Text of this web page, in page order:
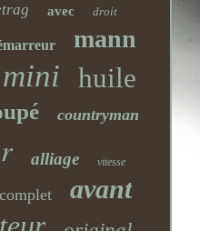
avec droit
mann
mini huile
countryman
alliage vitesse
complet avant